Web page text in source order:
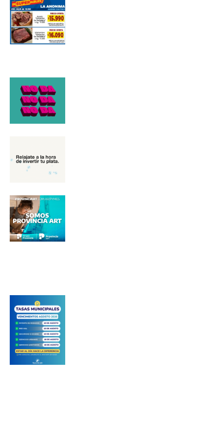
Dirección de correo electrónico
Apellidos
Número de teléfono